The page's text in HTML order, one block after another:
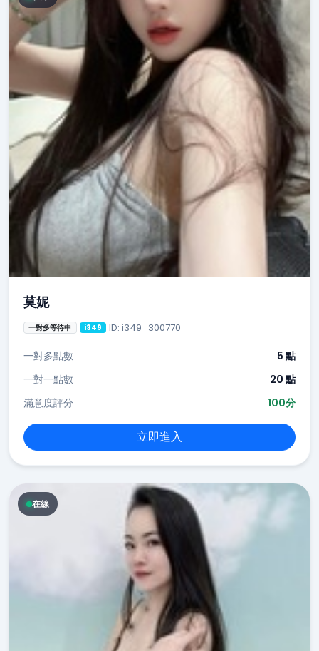
莫妮
一對多等待中 i349 ID: i349_300770
一對多點數
5 點
一對一點數
20 點
滿意度評分
100分
立即進入
在線